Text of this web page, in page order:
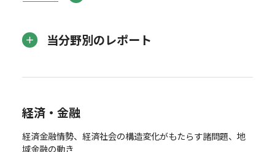
当分野別のレポート
経済・金融
経済金融情勢、経済社会の構造変化がもたらす諸問題、地
域金融の動き